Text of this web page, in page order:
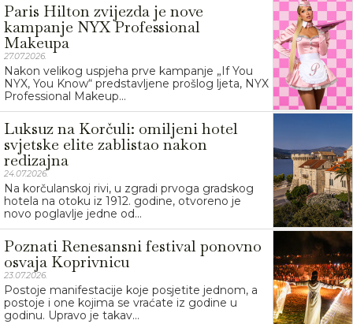
Paris Hilton zvijezda je nove
kampanje NYX Professional
Makeupa
27.07.2026.
Nakon velikog uspjeha prve kampanje „If You
NYX, You Know“ predstavljene prošlog ljeta, NYX
Professional Makeup...
Luksuz na Korčuli: omiljeni hotel
svjetske elite zablistao nakon
redizajna
24.07.2026.
Na korčulanskoj rivi, u zgradi prvoga gradskog
hotela na otoku iz 1912. godine, otvoreno je
novo poglavlje jedne od...
Poznati Renesansni festival ponovno
osvaja Koprivnicu
23.07.2026.
Postoje manifestacije koje posjetite jednom, a
postoje i one kojima se vraćate iz godine u
godinu. Upravo je takav...